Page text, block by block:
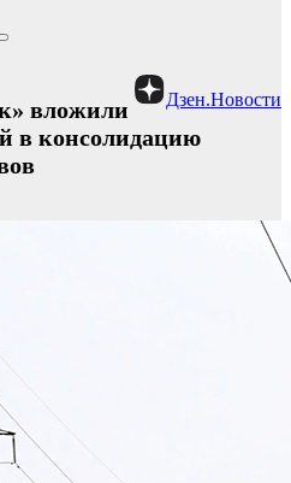
Дзен.Новости
вложили
в консолидацию